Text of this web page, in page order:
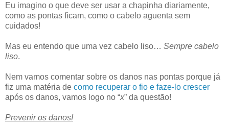
Eu imagino o que deve ser usar a chapinha diariamente,
como as pontas ficam, como o cabelo aguenta sem
cuidados!
Mas eu entendo que uma vez cabelo liso… Sempre cabelo
liso.
Nem vamos comentar sobre os danos nas pontas porque já
fiz uma matéria de como recuperar o fio e faze-lo crescer
após os danos, vamos logo no “x” da questão!
Prevenir os danos!